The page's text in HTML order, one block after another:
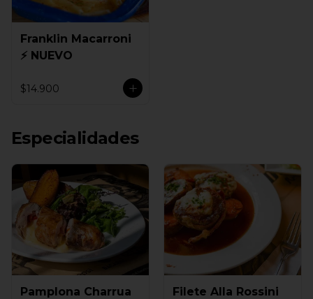
Franklin Macarroni
⚡ NUEVO
$14.900
Especialidades
Pamplona Charrua
Filete Alla Rossini